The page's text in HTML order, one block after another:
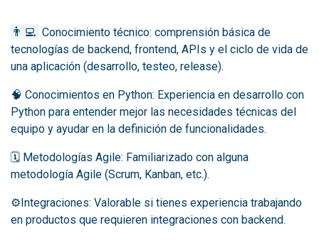
👨‍💻 Conocimiento técnico: comprensión básica de
tecnologías de backend, frontend, APIs y el ciclo de vida de
una aplicación (desarrollo, testeo, release).
🧠 Conocimientos en Python: Experiencia en desarrollo con
Python para entender mejor las necesidades técnicas del
equipo y ayudar en la definición de funcionalidades.
🗓️ Metodologías Agile: Familiarizado con alguna
metodología Agile (Scrum, Kanban, etc.).
⚙️Integraciones: Valorable si tienes experiencia trabajando
en productos que requieren integraciones con backend.